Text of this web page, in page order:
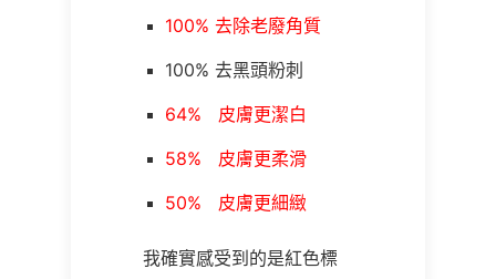
100% 去除老廢角質
100% 去黑頭粉刺
64% 皮膚更潔白
58% 皮膚更柔滑
50% 皮膚更細緻
我確實感受到的是紅色標